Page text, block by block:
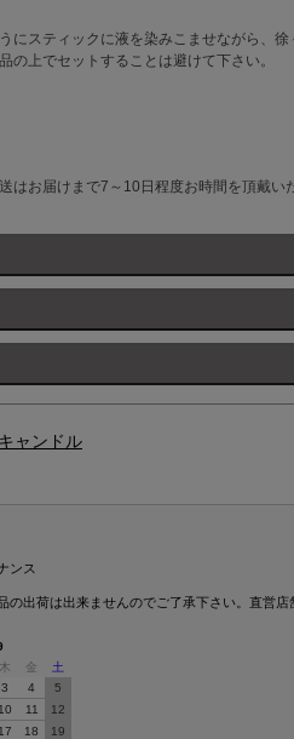
にスティックに液を染みこませながら、
の上でセットすることは避けて下さい。
お届けまで7～10日程度お時間を頂戴い
ャンドル
ンス
の出荷は出来ませんのでご了承下さい。直営店
木 金
土
3 4
5
10 11
12
17 18
19